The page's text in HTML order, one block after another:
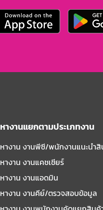
หางานแยกตามประเภทงาน
หางาน งานพีซี/พนักงานแนะนําสิ
หางาน งานแคชเชียร์
หางาน งานแอดมิน
หางาน งานคีย์/ตรวจสอบข้อมูล